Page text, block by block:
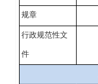
规章
行政规范性文
件